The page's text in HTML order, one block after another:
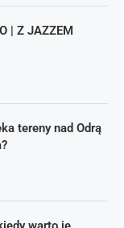
| Z JAZZEM
tereny nad Odrą